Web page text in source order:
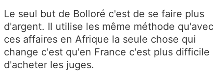
Le seul but de Bolloré c'est de se faire plus
d'argent. Il utilise les même méthode qu'avec
ces affaires en Afrique la seule chose qui
change c'est qu'en France c'est plus difficile
d'acheter les juges.